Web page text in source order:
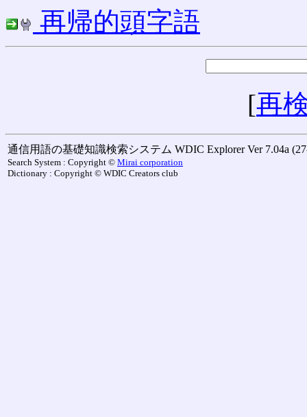
再帰的頭字語
[再
通信用語の基礎知識検索システム WDIC Explorer Ver 7.04a
Search System : Copyright © Mirai corporation
Dictionary : Copyright © WDIC Creators club